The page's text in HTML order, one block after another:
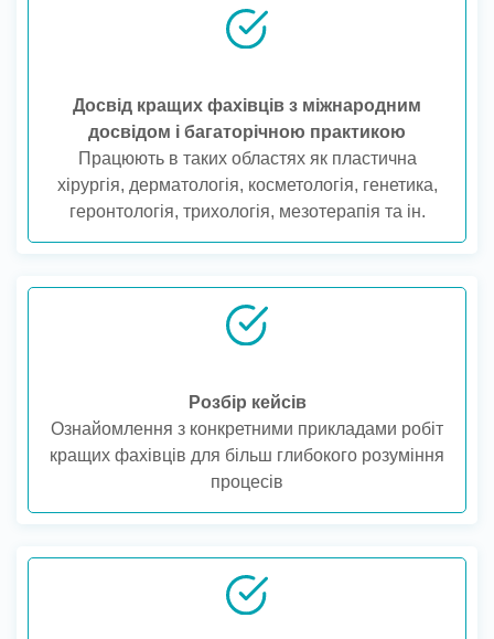
Досвід кращих фахівців з міжнародним
досвідом і багаторічною практикою
Працюють в таких областях як пластична
хірургія, дерматологія, косметологія, генетика,
геронтологія, трихологія, мезотерапія та ін.
Розбір кейсів
Ознайомлення з конкретними прикладами робіт
кращих фахівців для більш глибокого розуміння
процесів